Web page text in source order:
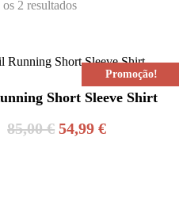
2 resultados
Promoção!
Short Sleeve Shirt
85,00€ O
54,99€O